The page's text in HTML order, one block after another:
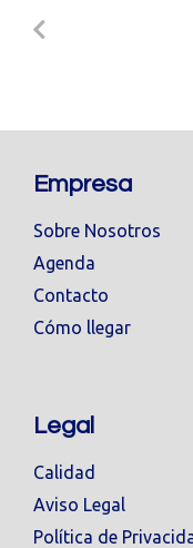
Empresa
Sobre Nosotros
Agenda
Contacto
Cómo llegar
Legal
Calidad
Aviso Legal
Política de